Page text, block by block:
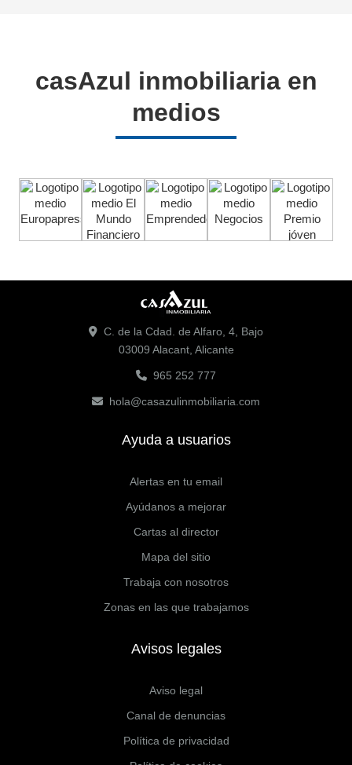
casAzul inmobiliaria en
medios
C. de la Cdad. de Alfaro, 4, Bajo
03009 Alacant, Alicante
965 252 777
hola@casazulinmobiliaria.com
Ayuda a usuarios
Alertas en tu email
Ayúdanos a mejorar
Cartas al director
Mapa del sitio
Trabaja con nosotros
Zonas en las que trabajamos
Avisos legales
Aviso legal
Canal de denuncias
Política de privacidad